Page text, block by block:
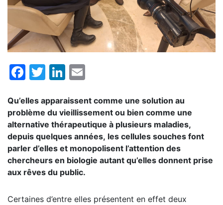
Facebook
TwitterLinkedIn
Qu’elles apparaissent comme une solution au
problème du vieillissement ou bien comme une
alternative thérapeutique à plusieurs maladies,
depuis quelques années, les cellules souches font
parler d’elles et monopolisent l’attention des
chercheurs en biologie autant qu’elles donnent prise
aux rêves du public.
Certaines d’entre elles présentent en effet deux